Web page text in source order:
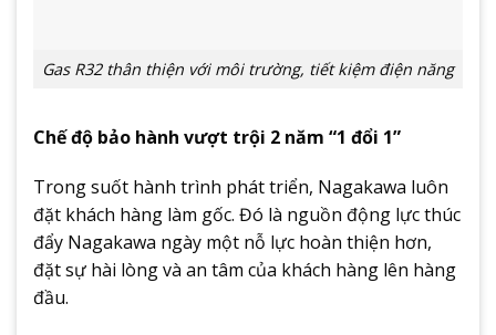
Gas R32 thân thiện với môi trường, tiết kiệm điện năng
Chế độ bảo hành vượt trội 2 năm “1 đổi 1”
Trong suốt hành trình phát triển, Nagakawa luôn
đặt khách hàng làm gốc. Đó là nguồn động lực thúc
đẩy Nagakawa ngày một nỗ lực hoàn thiện hơn,
đặt sự hài lòng và an tâm của khách hàng lên hàng
đầu.